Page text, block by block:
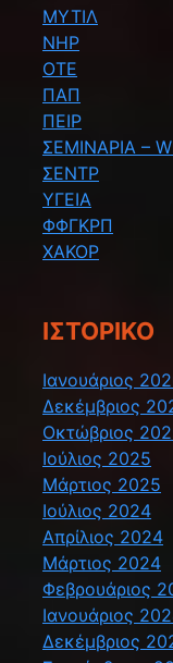
ΜΥΤΙΛ
ΝΗΡ
ΟΤΕ
ΠΑΠ
ΠΕΙΡ
ΣΕΜΙΝΑΡΙΑ –
ΣΕΝΤΡ
ΥΓΕΙΑ
ΦΦΓΚΡΠ
ΧΑΚΟΡ
ΙΣΤΟΡΙΚΌ
Ιανουάριος
Δεκέμβριος
Οκτώβριος
Ιούλιος 2025
Μάρτιος 2025
Ιούλιος 2024
Απρίλιος 2024
Μάρτιος 2024
Φεβρουάριος
Ιανουάριος
Δεκέμβριος